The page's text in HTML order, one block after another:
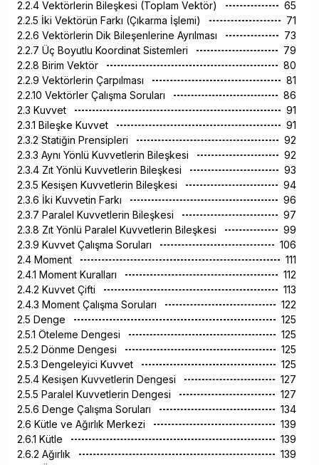
2.2.4 Vektörlerin Bileşkesi (Toplam Vektör)
65
2.2.5 İki Vektörün Farkı (Çıkarma İşlemi)
71
2.2.6 Vektörlerin Dik Bileşenlerine Ayrılması
73
2.2.7 Üç Boyutlu Koordinat Sistemleri
79
2.2.8 Birim Vektör
80
2.2.9 Vektörlerin Çarpılması
81
2.2.10 Vektörler Çalışma Soruları
86
2.3 Kuvvet
91
2.3.1 Bileşke Kuvvet
91
2.3.2 Statiğin Prensipleri
92
2.3.3 Aynı Yönlü Kuvvetlerin Bileşkesi
92
2.3.4 Zıt Yönlü Kuvvetlerin Bileşkesi
93
2.3.5 Kesişen Kuvvetlerin Bileşkesi
94
2.3.6 İki Kuvvetin Farkı
96
2.3.7 Paralel Kuvvetlerin Bileşkesi
97
2.3.8 Zıt Yönlü Paralel Kuvvetlerin Bileşkesi
99
2.3.9 Kuvvet Çalışma Soruları
106
2.4 Moment
111
2.4.1 Moment Kuralları
112
2.4.2 Kuvvet Çifti
113
2.4.3 Moment Çalışma Soruları
122
2.5 Denge
125
2.5.1 Öteleme Dengesi
125
2.5.2 Dönme Dengesi
125
2.5.3 Dengeleyici Kuvvet
125
2.5.4 Kesişen Kuvvetlerin Dengesi
127
2.5.5 Paralel Kuvvetlerin Dengesi
127
2.5.6 Denge Çalışma Soruları
134
2.6 Kütle ve Ağırlık Merkezi
139
2.6.1 Kütle
139
2.6.2 Ağırlık
139